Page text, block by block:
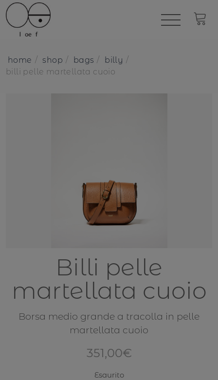
home shop bags
billy
billi pelle martellata cuoio
Billi pelle
martellata cuoio
Borsa medio grande a tracolla in pelle
martellata cuoio
351,00€
Esaurito